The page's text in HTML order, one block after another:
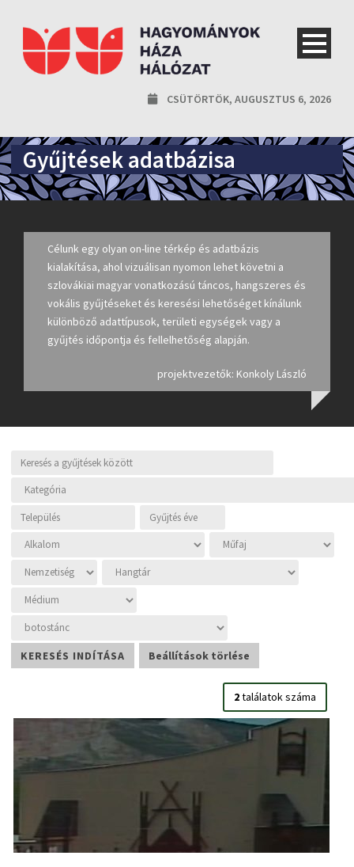
CSÜTÖRTÖK, AUGUSZTUS 6, 2026
Gyűjtések adatbázisa
Célunk egy olyan on-line térkép és adatbázis
kialakítása, ahol vizuálisan nyomon lehet követni a
szlovákiai magyar vonatkozású táncos, hangszeres és
vokális gyűjtéseket és keresési lehetőséget kínálunk
különböző adattípusok, területi egységek vagy a
gyűjtés időpontja és fellelhetőség alapján.
projektvezetők: Konkoly László
2találatok száma